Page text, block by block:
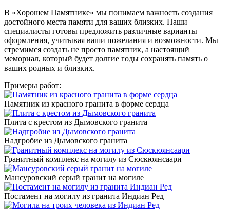
В «Хорошем Памятнике» мы понимаем важность создания
достойного места памяти для ваших близких. Наши
специалисты готовы предложить различные варианты
оформления, учитывая ваши пожелания и возможности. Мы
стремимся создать не просто памятник, а настоящий
мемориал, который будет долгие годы сохранять память о
ваших родных и близких.
Примеры работ:
Памятник из красного гранита в форме сердца
Плита с крестом из Дымовского гранита
Надгробие из Дымовского гранита
Гранитный комплекс на могилу из Сюскюянсаари
Мансуровский серый гранит на могиле
Постамент на могилу из гранита Индиан Ред